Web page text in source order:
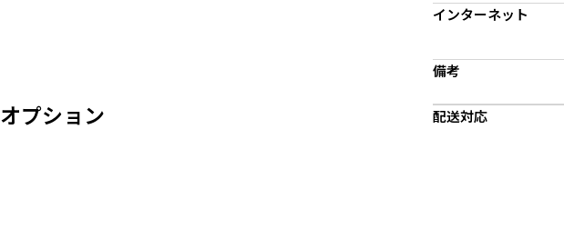
インターネット
備考
オプション 配送対応